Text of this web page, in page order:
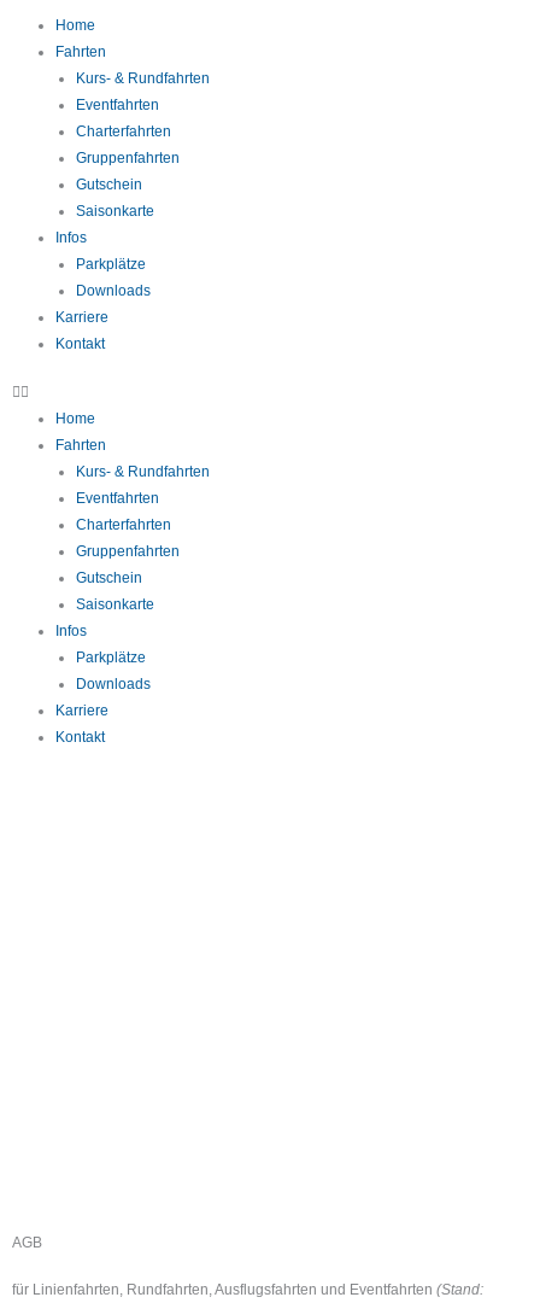
Home
Fahrten
Kurs- & Rundfahrten
Eventfahrten
Charterfahrten
Gruppenfahrten
Gutschein
Saisonkarte
Infos
Parkplätze
Downloads
Karriere
Kontakt
Home
Fahrten
Kurs- & Rundfahrten
Eventfahrten
Charterfahrten
Gruppenfahrten
Gutschein
Saisonkarte
Infos
Parkplätze
Downloads
Karriere
Kontakt
AGB
für Linienfahrten, Rundfahrten, Ausflugsfahrten und Eventfahrten (Stand: